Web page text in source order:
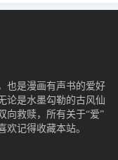
也是漫画有声书的爱好
论是水墨勾勒的古风仙
向救赎，所有关于“爱”
欢记得收藏本站。